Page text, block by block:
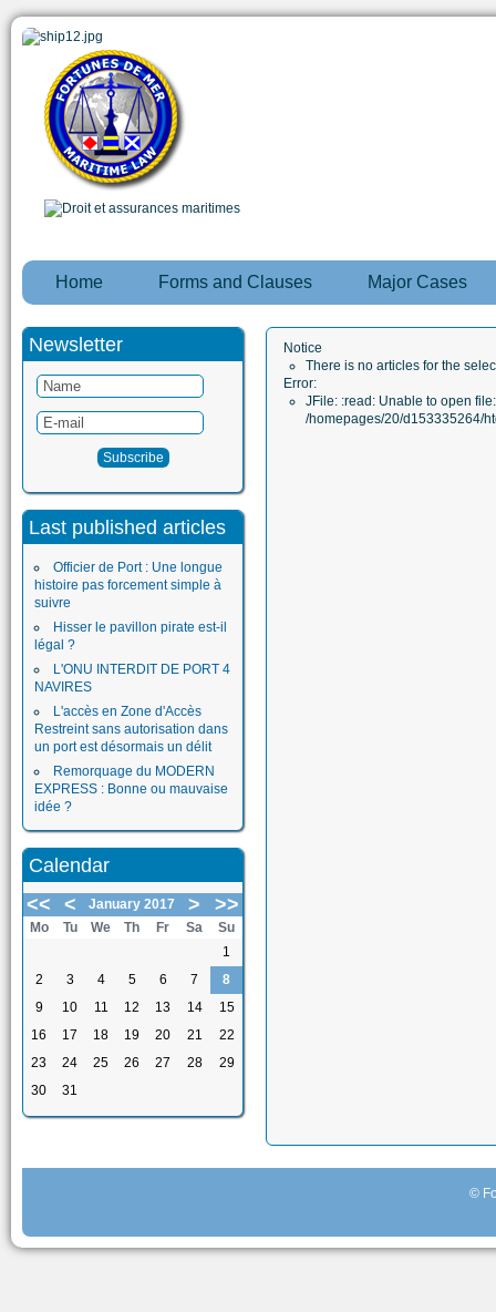
Home Forms and Clauses Major Cases
Newsletter
Last published articles
Officier de Port : Une longue
histoire pas forcement simple à
suivre
Hisser le pavillon pirate est-il
légal ?
L'ONU INTERDIT DE PORT 4
NAVIRES
L'accès en Zone d'Accès
Restreint sans autorisation dans
un port est désormais un délit
Remorquage du MODERN
EXPRESS : Bonne ou mauvaise
idée ?
Calendar
<<
< January 2017 > >>
Mo Tu We Th Fr Sa
Su
1
2
3 4 5 6 7
8
9
10 11 12 13 14
15
16
17 18 19 20 21
22
23
24 25 26 27 28
29
30
31
Notice
There is no articles for the
Error:
JFile: :read: Unable to open file:
/homepages/20/d153335264/
©